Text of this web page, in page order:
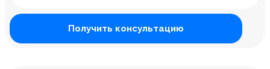
Получить консультацию